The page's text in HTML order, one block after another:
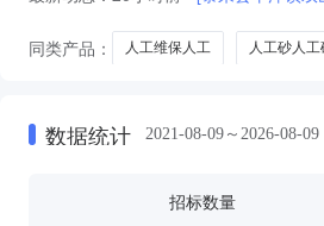
同类产品： 人工维保人工 人工砂人工
数据统计 2021-08-09～2026-08-09
招标数量